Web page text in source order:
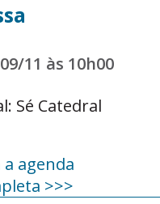
11 às 10h00
Sé Catedral
a agenda
>>>